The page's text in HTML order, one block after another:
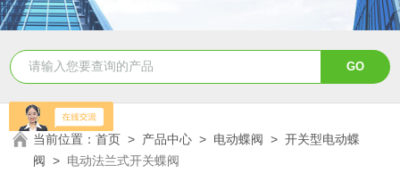
当前位置：首页 > 产品中心 > 电动蝶阀 >开关型电动蝶
阀 > 电动法兰式开关蝶阀